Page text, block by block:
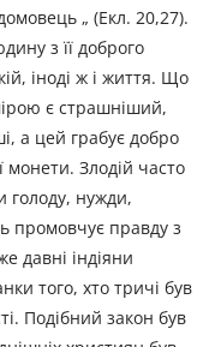
„ (Екл. 20,27).
з її доброго
іноді ж і життя. Що
є страшніший,
а цей грабує добро
монети. Злодій часто
голоду, нужди,
промовчує правду з
давні індіяни
того, хто тричі був
Подібний закон був